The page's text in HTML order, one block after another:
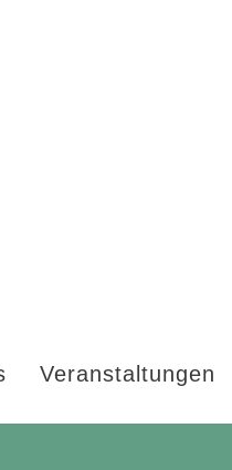
Veranstaltungen